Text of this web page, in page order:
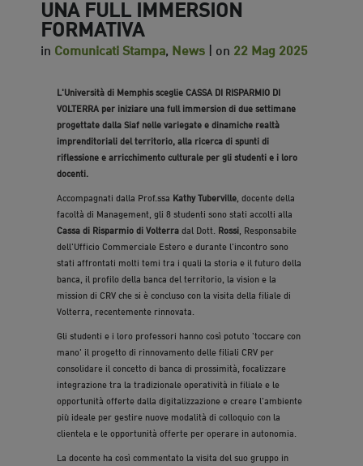
UNA FULL IMMERSION
FORMATIVA
in Comunicati Stampa, News | on 22 Mag 2025
L'Università di Memphis sceglie CASSA DI RISPARMIO DI
VOLTERRA per iniziare una full immersion di due settimane
progettate dalla Siaf nelle variegate e dinamiche realtà
imprenditoriali del territorio, alla ricerca di spunti di
riflessione e arricchimento culturale per gli studenti e i loro
docenti.
Accompagnati dalla Prof.ssa Kathy Tuberville , docente della
facoltà di Management, gli 8 studenti sono stati accolti alla
Cassa di Risparmio di Volterradal Dott. Rossi , Responsabile
dell'Ufficio Commerciale Estero e durante l'incontro sono
stati affrontati molti temi tra i quali la storia e il futuro della
banca, il profilo della banca del territorio, la vision e la
mission di CRV che si è concluso con la visita della filiale di
Volterra, recentemente rinnovata.
Gli studenti e i loro professori hanno così potuto 'toccare con
mano' il progetto di rinnovamento delle filiali CRV per
consolidare il concetto di banca di prossimità, focalizzare
integrazione tra la tradizionale operatività in filiale e le
opportunità offerte dalla digitalizzazione e creare l'ambiente
più ideale per gestire nuove modalità di colloquio con la
clientela e le opportunità offerte per operare in autonomia.
La docente ha così commentato la visita del suo gruppo in